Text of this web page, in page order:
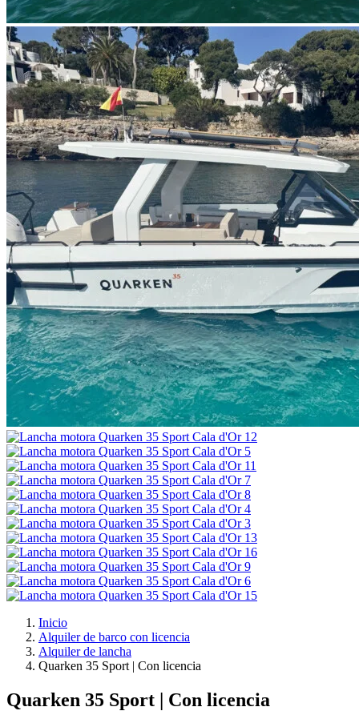
Inicio
Alquiler de barco con licencia
Alquiler de lancha
Quarken 35 Sport | Con licencia
Quarken 35 Sport | Con licencia